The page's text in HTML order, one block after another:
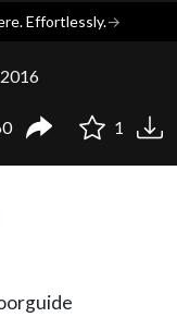
Effortlessly.→
1